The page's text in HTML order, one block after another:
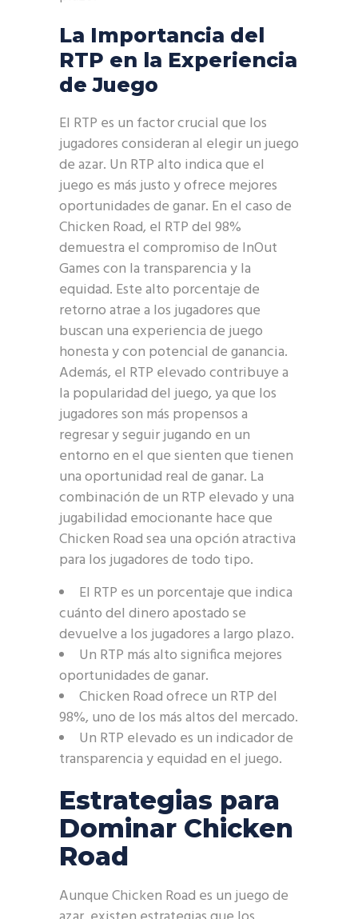
La Importancia del
RTP en la Experiencia
de Juego
El RTP es un factor crucial que los
jugadores consideran al elegir un juego
de azar. Un RTP alto indica que el
juego es más justo y ofrece mejores
oportunidades de ganar. En el caso de
Chicken Road, el RTP del 98%
demuestra el compromiso de InOut
Games con la transparencia y la
equidad. Este alto porcentaje de
retorno atrae a los jugadores que
buscan una experiencia de juego
honesta y con potencial de ganancia.
Además, el RTP elevado contribuye a
la popularidad del juego, ya que los
jugadores son más propensos a
regresar y seguir jugando en un
entorno en el que sienten que tienen
una oportunidad real de ganar. La
combinación de un RTP elevado y una
jugabilidad emocionante hace que
Chicken Road sea una opción atractiva
para los jugadores de todo tipo.
El RTP es un porcentaje que indica
cuánto del dinero apostado se
devuelve a los jugadores a largo plazo.
Un RTP más alto significa mejores
oportunidades de ganar.
Chicken Road ofrece un RTP del
98%, uno de los más altos del mercado.
Un RTP elevado es un indicador de
transparencia y equidad en el juego.
Estrategias para
Dominar Chicken
Road
Aunque Chicken Road es un juego de